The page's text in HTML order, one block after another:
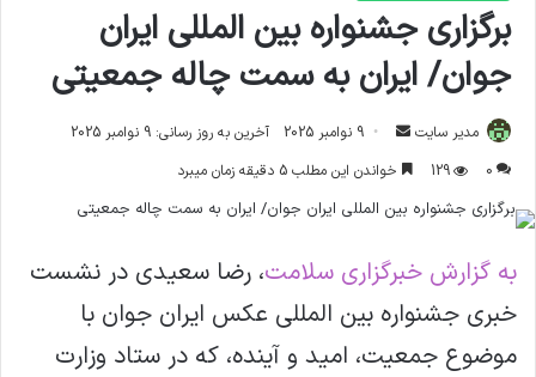
برگزاری جشنواره بین المللی ایران
جوان/ ایران به سمت چاله جمعیتی
مدیر سایت
ا
ا
م
ی
9 نوامبر 2025
آخرین به روز رسانی: 9 نوامبر 2025
0
129 خواندن این مطلب 5 دقیقه زمان میبرد
به گزارش خبرگزاری سلامت، رضا سعیدی در نشست
خبری جشنواره بین المللی عکس ایران جوان با
موضوع جمعیت، امید و آینده، که در ستاد وزارت